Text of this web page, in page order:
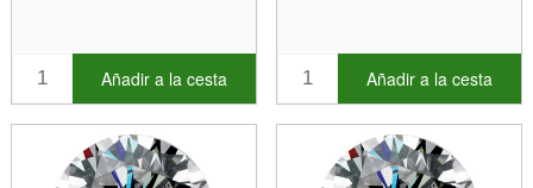
Añadir a la cesta Añadir a la cesta